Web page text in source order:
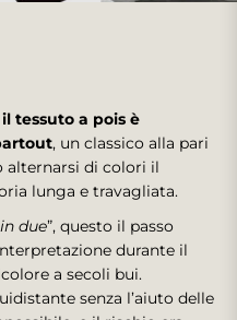
il tessuto a pois è
, un classico alla pari
alternarsi di colori il
lunga e travagliata.
due”, questo il passo
durante il
a secoli bui.
senza l’aiuto delle